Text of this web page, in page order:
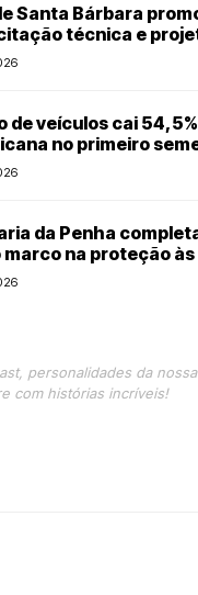
Santa Bárbara
técnica e
mais de R$ 300 mil
de veículos cai
no primeiro
da Penha
marco na proteção
ainda desafia
personalidades da nossa
com histórias incríveis!